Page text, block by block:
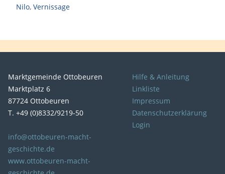
Nilo, Vernissage
Marktgemeinde Ottobeuren
Marktplatz 6
87724 Ottobeuren
T. +49 (0)8332/9219-50
info@ottobeuren-macht-
geschichte.de
www.ottobeuren-macht-
Hilfe & Anleitung
Linkliste
Impressum
Datenschutzerklärung
Login